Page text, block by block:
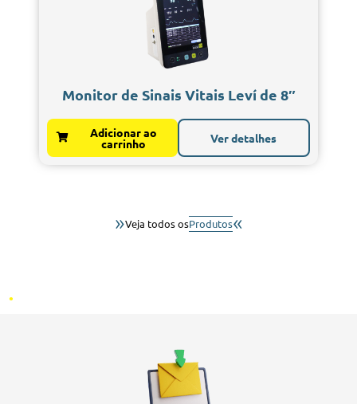
Monitor de Sinais Vitais Leví de 8″
Adicionar ao
carrinho Ver detalhes
»Veja todos osProdutos«
.